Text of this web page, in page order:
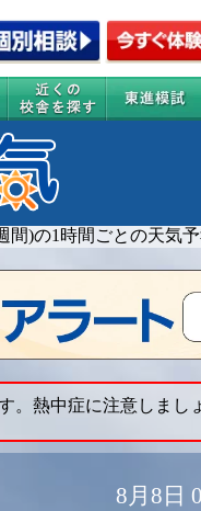
間)の1時間ごとの天気
。熱中症に注意しまし
8月8日